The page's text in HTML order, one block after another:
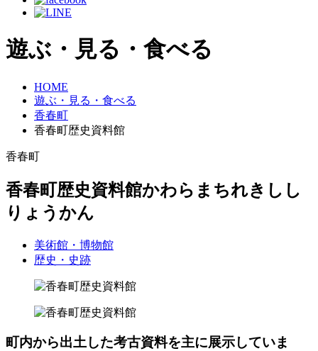
遊ぶ・見る・食べる
HOME
遊ぶ・見る・食べる
香春町
香春町歴史資料館
香春町
香春町歴史資料館かわらまちれきしし
りょうかん
美術館・博物館
歴史・史跡
町内から出土した考古資料を主に展示していま